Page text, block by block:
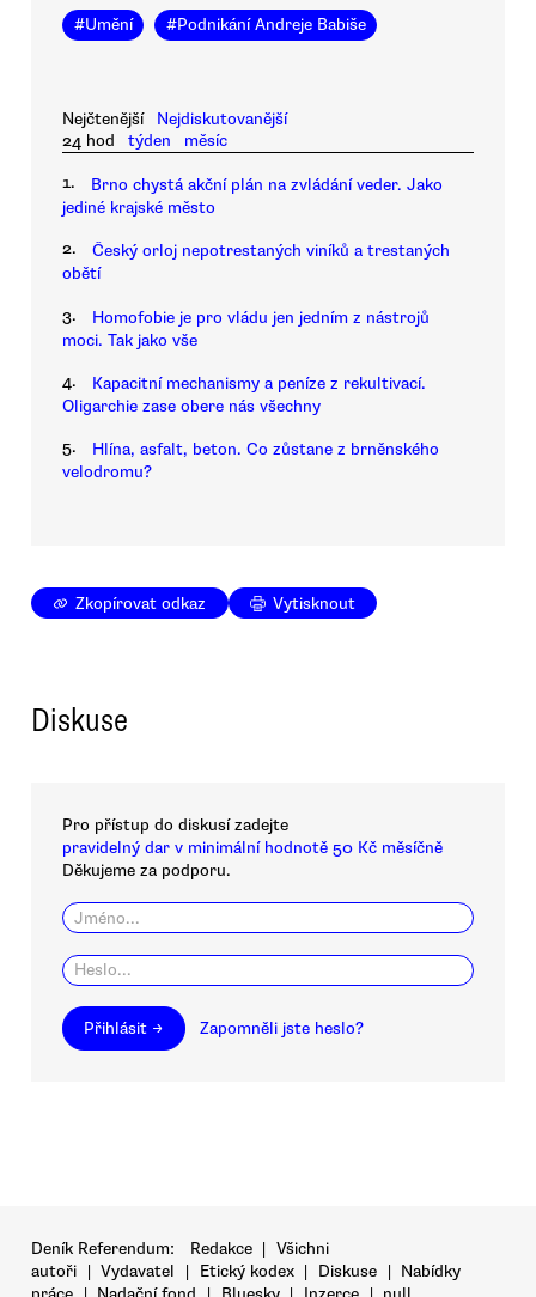
#Umění #Podnikání Andreje Babiše
Nejčtenější
Nejdiskutovanější
24 hod
týden měsíc
1.
Brno chystá akční plán na zvládání veder. Jako
jediné krajské město
2.
Český orloj nepotrestaných viníků a trestaných
obětí
3.
Homofobie je pro vládu jen jedním z nástrojů
moci. Tak jako vše
4.
Kapacitní mechanismy a peníze z rekultivací.
Oligarchie zase obere nás všechny
5.
Hlína, asfalt, beton. Co zůstane z brněnského
velodromu?
Zkopírovat odkaz Vytisknout
Diskuse
Pro přístup do diskusí zadejte
pravidelný dar v minimální hodnotě 50 Kč měsíčně
Děkujeme za podporu.
Přihlásit → Zapomněli jste heslo?
Deník Referendum: Redakce | Všichni
autoři | Vydavatel | Etický kodex | Diskuse | Nabídky